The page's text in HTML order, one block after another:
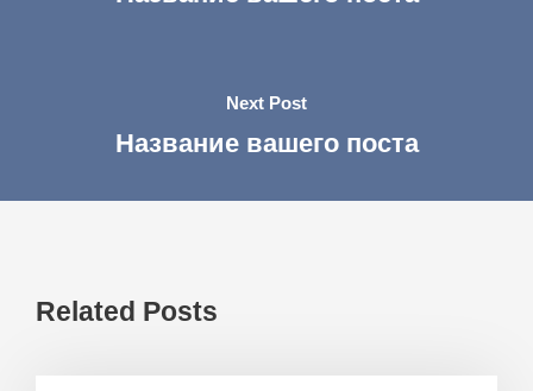
Next Post
Название вашего поста
Related Posts